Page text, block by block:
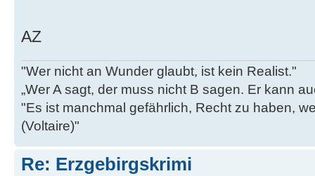
AZ
"Wer nicht an Wunder glaubt, ist kein Realist."
„Wer A sagt, der muss nicht B sagen. Er kann
"Es ist manchmal gefährlich, Recht zu haben,
(Voltaire)"
Re: Erzgebirgskrimi